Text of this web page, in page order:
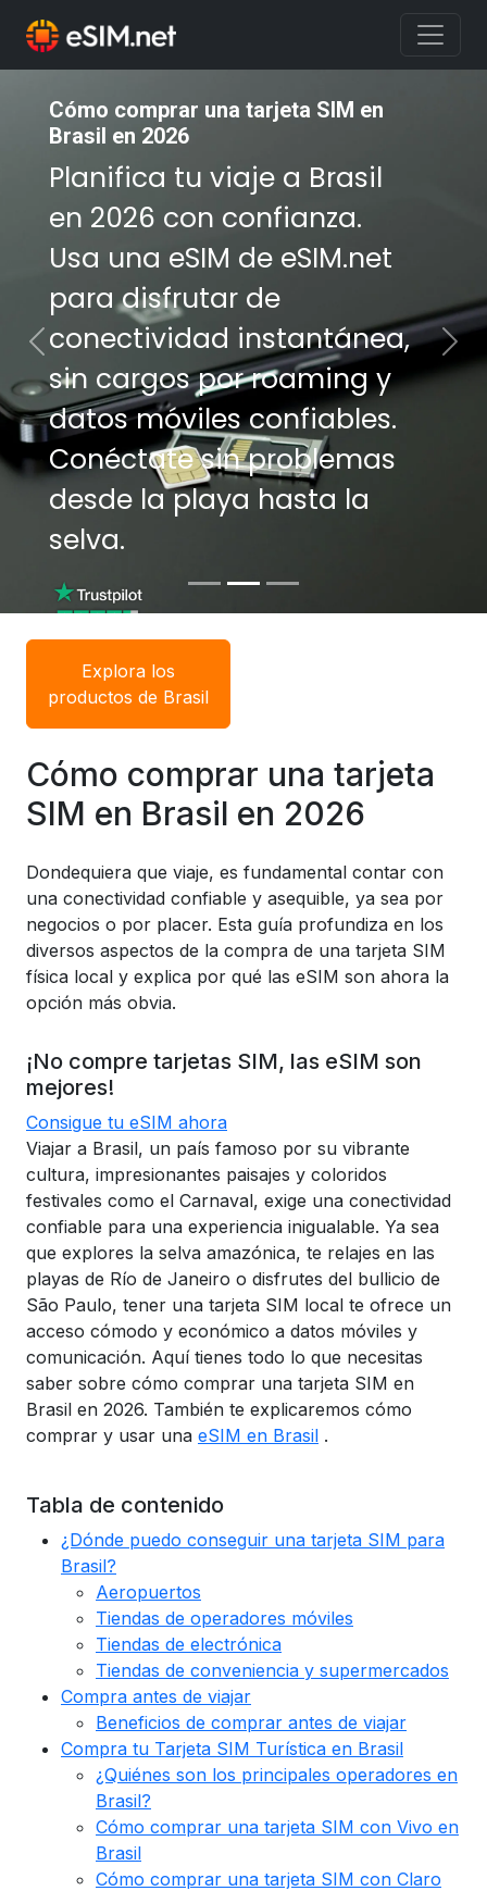
Cómo comprar una tarjeta SIM en
Brasil en 2026
Planifica tu viaje a Brasil
en 2026 con confianza.
Usa una eSIM de eSIM.net
para disfrutar de
conectividad instantánea,
sin cargos por roaming y
datos móviles confiables.
Conéctate sin problemas
desde la playa hasta la
selva.
Previous Next
Explora los
productos de Brasil
Cómo comprar una tarjeta
SIM en Brasil en 2026
Dondequiera que viaje, es fundamental contar con
una conectividad confiable y asequible, ya sea por
negocios o por placer. Esta guía profundiza en los
diversos aspectos de la compra de una tarjeta SIM
física local y explica por qué las eSIM son ahora la
opción más obvia.
¡No compre tarjetas SIM, las eSIM son
mejores!
Consigue tu eSIM ahora
Viajar a Brasil, un país famoso por su vibrante
cultura, impresionantes paisajes y coloridos
festivales como el Carnaval, exige una conectividad
confiable para una experiencia inigualable. Ya sea
que explores la selva amazónica, te relajes en las
playas de Río de Janeiro o disfrutes del bullicio de
São Paulo, tener una tarjeta SIM local te ofrece un
acceso cómodo y económico a datos móviles y
comunicación. Aquí tienes todo lo que necesitas
saber sobre cómo comprar una tarjeta SIM en
Brasil en 2026. También te explicaremos cómo
comprar y usar una eSIM en Brasil .
Tabla de contenido
¿Dónde puedo conseguir una tarjeta SIM para
Brasil?
Aeropuertos
Tiendas de operadores móviles
Tiendas de electrónica
Tiendas de conveniencia y supermercados
Compra antes de viajar
Beneficios de comprar antes de viajar
Compra tu Tarjeta SIM Turística en Brasil
¿Quiénes son los principales operadores en
Brasil?
Cómo comprar una tarjeta SIM con Vivo en
Brasil
Cómo comprar una tarjeta SIM con Claro